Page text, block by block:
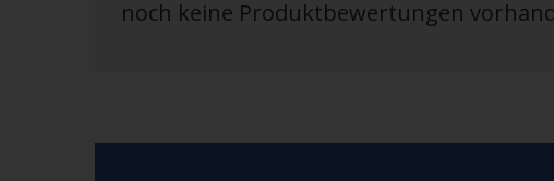
noch keine Produktbewertungen